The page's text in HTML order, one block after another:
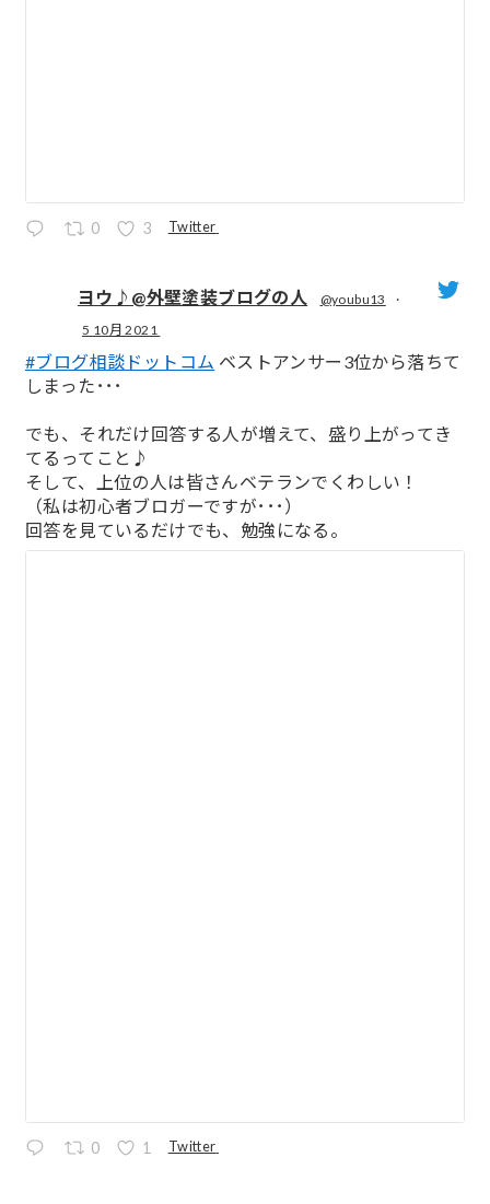
0 3 Twitter
ヨウ♪@外壁塗装ブログの人 @youbu13
·
5 10月 2021
#ブログ相談ドットコム ベストアンサー3位から落ちて
しまった･･･
でも、それだけ回答する人が増えて、盛り上がってき
てるってこと♪
そして、上位の人は皆さんベテランでくわしい！
（私は初心者ブロガーですが･･･）
回答を見ているだけでも、勉強になる。
0 1 Twitter